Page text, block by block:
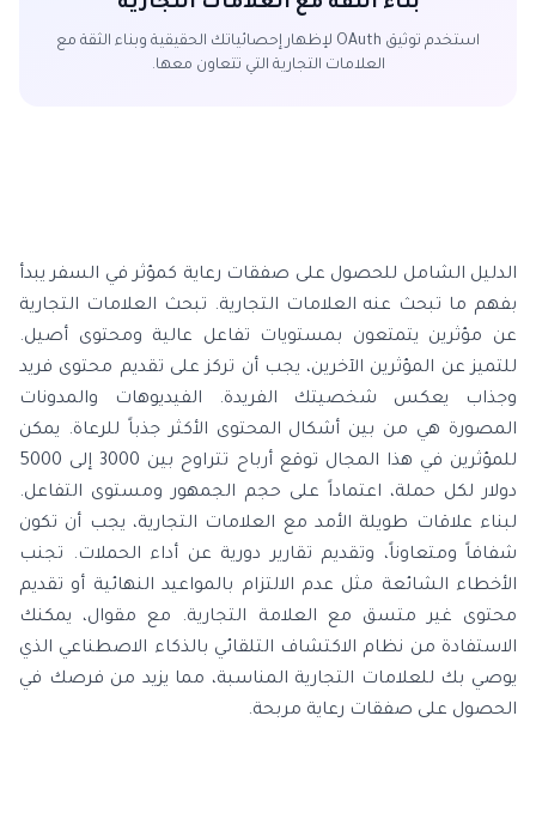
استخدم توثيق OAuth لإظهار إحصائياتك الحقيقية وبناء الثقة مع
العلامات التجارية التي تتعاون معها.
الدليل الشامل للحصول على صفقات رعاية كمؤثر في السفر يبدأ
بفهم ما تبحث عنه العلامات التجارية. تبحث العلامات التجارية
عن مؤثرين يتمتعون بمستويات تفاعل عالية ومحتوى أصيل.
للتميز عن المؤثرين الآخرين، يجب أن تركز على تقديم محتوى فريد
وجذاب يعكس شخصيتك الفريدة. الفيديوهات والمدونات
المصورة هي من بين أشكال المحتوى الأكثر جذباً للرعاة. يمكن
للمؤثرين في هذا المجال توقع أرباح تتراوح بين 3000 إلى 5000
دولار لكل حملة، اعتماداً على حجم الجمهور ومستوى التفاعل.
لبناء علاقات طويلة الأمد مع العلامات التجارية، يجب أن تكون
شفافاً ومتعاوناً، وتقديم تقارير دورية عن أداء الحملات. تجنب
الأخطاء الشائعة مثل عدم الالتزام بالمواعيد النهائية أو تقديم
محتوى غير متسق مع العلامة التجارية. مع مقوال، يمكنك
الاستفادة من نظام الاكتشاف التلقائي بالذكاء الاصطناعي الذي
يوصي بك للعلامات التجارية المناسبة، مما يزيد من فرصك في
الحصول على صفقات رعاية مربحة.